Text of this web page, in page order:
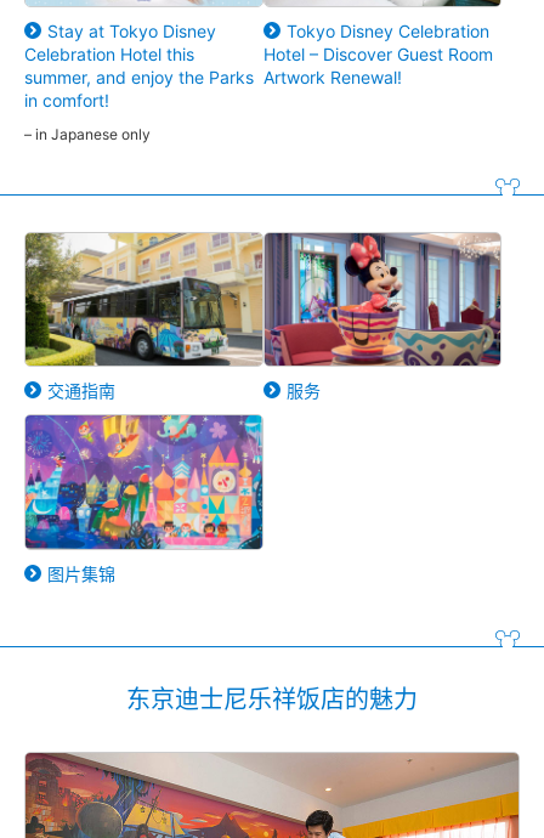
Stay at Tokyo Disney
Celebration Hotel this
summer, and enjoy the Parks
in comfort!
– in Japanese only
Tokyo Disney Celebration
Hotel – Discover Guest Room
Artwork Renewal!
交通指南 服务
图片集锦
东京迪士尼乐祥饭店的魅力